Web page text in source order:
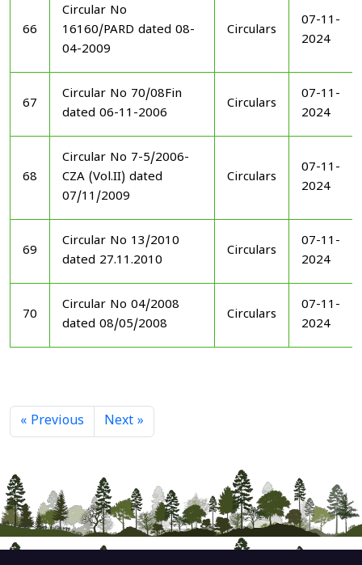
66
Circular No
16160/PARD dated 08-
04-2009
Circulars
07-11-
2024
67
Circular No 70/08Fin
dated 06-11-2006
Circulars
07-11-
2024
68
Circular No 7-5/2006-
CZA (Vol.II) dated
07/11/2009
Circulars
07-11-
2024
69
Circular No 13/2010
dated 27.11.2010
Circulars
07-11-
2024
70
Circular No 04/2008
dated 08/05/2008
Circulars
07-11-
2024
« Previous Next »